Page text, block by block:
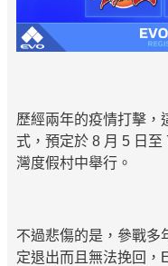
歷經兩年的疫情打擊，
式，預定於 8 月 5 日
灣度假村中舉行。
不過悲傷的是，參戰多
定退出而且無法挽回，